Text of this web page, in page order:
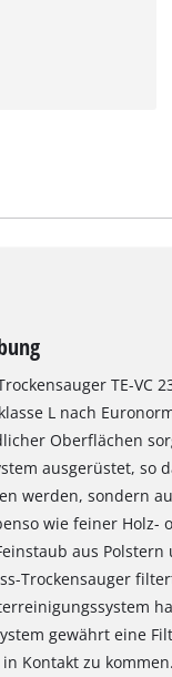
TE-VC
L nach
Oberflächen
ausgerüstet, so
werden, sondern
wie feiner Holz-
aus
Trockensauger
gewährt eine
Kontakt zu